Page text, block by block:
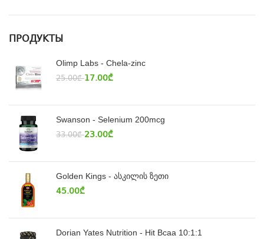
ПРОДУКТЫ
Olimp Labs - Chela-zinc
25.00₾ 17.00₾
Swanson - Selenium 200mcg
33.00₾ 23.00₾
Golden Kings - ასკილის ზეთი
45.00₾
Dorian Yates Nutrition - Hit Bcaa 10:1:1